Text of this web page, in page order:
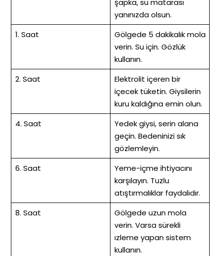
şapka, su matarası
yanınızda olsun.
1. Saat
Gölgede 5 dakikalık mola
verin. Su için. Gözlük
kullanın.
2. Saat
Elektrolit içeren bir
içecek tüketin. Giysilerin
kuru kaldığına emin olun.
4. Saat
Yedek giysi, serin alana
geçin. Bedeninizi sık
gözlemleyin.
6. Saat
Yeme-içme ihtiyacını
karşılayın. Tuzlu
atıştırmalıklar faydalıdır.
8. Saat
Gölgede uzun mola
verin. Varsa sürekli
ızleme yapan sistem
kullanın.